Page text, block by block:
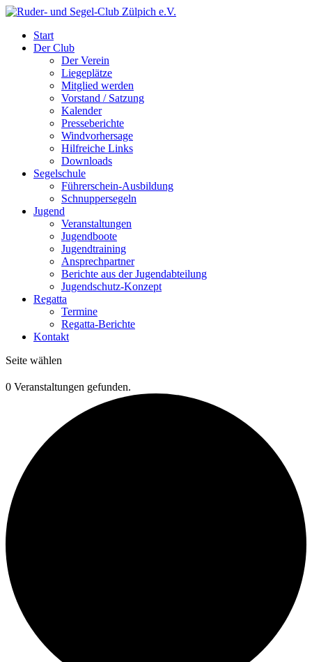
Start
Der Club
Der Verein
Liegeplätze
Mitglied werden
Vorstand / Satzung
Kalender
Presseberichte
Windvorhersage
Hilfreiche Links
Downloads
Segelschule
Führerschein-Ausbildung
Schnuppersegeln
Jugend
Veranstaltungen
Jugendboote
Jugendtraining
Ansprechpartner
Berichte aus der Jugendabteilung
Jugendschutz-Konzept
Regatta
Termine
Regatta-Berichte
Kontakt
Seite wählen
0 Veranstaltungen gefunden.